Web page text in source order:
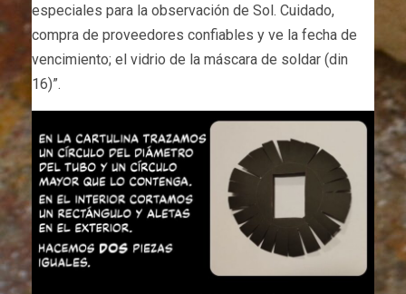
especiales para la observación de Sol. Cuidado,
compra de proveedores confiables y ve la fecha de
vencimiento; el vidrio de la máscara de soldar (din
16)”.